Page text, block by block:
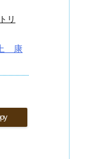
リ
康